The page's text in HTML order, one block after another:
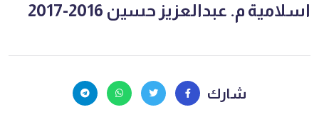
اسلامية م. عبدالعزيز حسين 2016-2017
شارك